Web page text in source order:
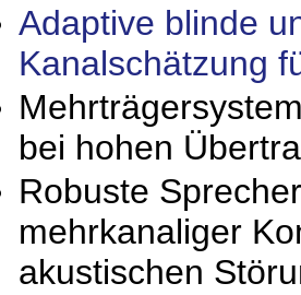
Adaptive blinde
Kanalschätzung
bei hohen
Robuste
mehrkanaliger
akustischen